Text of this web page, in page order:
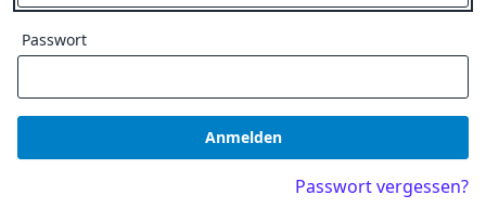
Passwort
Anmelden
Passwort vergessen?